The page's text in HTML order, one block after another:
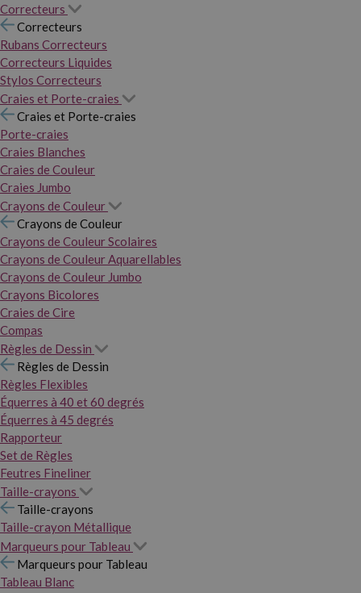
Correcteurs
Correcteurs
Rubans Correcteurs
Correcteurs Liquides
Stylos Correcteurs
Craies et Porte-craies
Craies et Porte-craies
Porte-craies
Craies Blanches
Craies de Couleur
Craies Jumbo
Crayons de Couleur
Crayons de Couleur
Crayons de Couleur Scolaires
Crayons de Couleur Aquarellables
Crayons de Couleur Jumbo
Crayons Bicolores
Craies de Cire
Compas
Règles de Dessin
Règles de Dessin
Règles Flexibles
Équerres à 40 et 60 degrés
Équerres à 45 degrés
Rapporteur
Set de Règles
Feutres Fineliner
Taille-crayons
Taille-crayons
Taille-crayon Métallique
Marqueurs pour Tableau
Marqueurs pour Tableau
Tableau Blanc